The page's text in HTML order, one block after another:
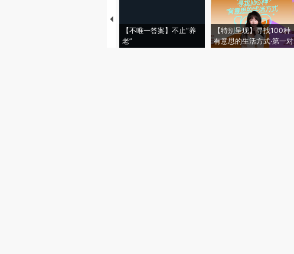
【不唯一答案】不止“养
老”
【特别呈现】寻找100种
有意思的生活方式·第一对